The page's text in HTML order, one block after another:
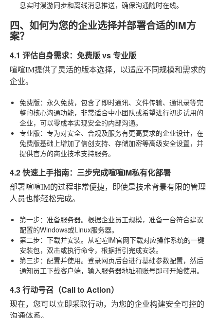
息实时漫游同步和离线消息推送，确保沟通随时在线。
四、如何为您的企业选择并部署合适的IM方
案？
4.1 评估自身需求：免费版 vs 专业版
喧喧IM提供了灵活的版本选择，以适应不同规模和需求的
企业。
免费版：永久免费，包含了即时通讯、文件传输、通讯录等完
整的核心沟通功能，非常适合中小团队或希望进行初步试用的
企业，可以零成本实现安全的内部沟通。
专业版：专为对安全、合规及服务有更高要求的企业设计，在
免费版基础上增加了信创支持、存储加密等高级安全设置，并
提供官方的商业技术支持服务。
4.2 快速上手指南：三步完成喧喧IM私有化部署
部署喧喧IM的过程非常便捷，即使是技术背景有限的管理
人员也能轻松完成。
第一步：准备服务器。根据企业员工规模，准备一台符合建议
配置的Windows或Linux服务器。
第二步：下载并安装。从喧喧IM官网下载对应操作系统的一键
安装包，双击或执行命令，根据指引完成安装。
第三步：配置并使用。登录网页后台进行基础参数配置，然后
通知员工下载客户端，输入服务器地址和账号即可开始使用。
4.3 行动号召（Call to Action）
现在，您可以立即采取行动，为您的企业构建安全可控的
沟通体系。